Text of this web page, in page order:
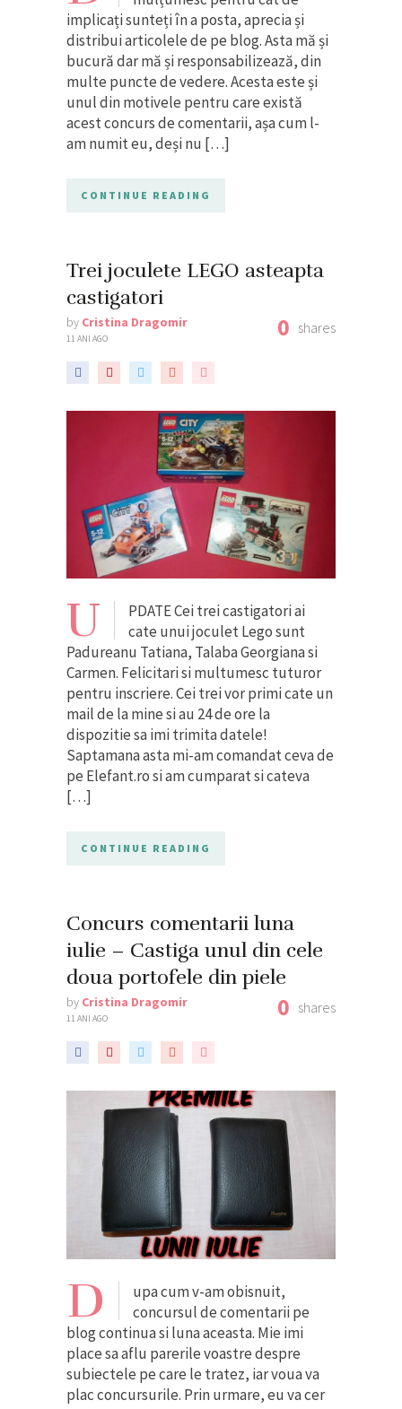
implicați sunteți în a posta, aprecia și
distribui articolele de pe blog. Asta mă și
bucură dar mă și responsabilizează, din
multe puncte de vedere. Acesta este și
unul din motivele pentru care există
acest concurs de comentarii, așa cum l-
am numit eu, deși nu […]
CONTINUE READING
Trei joculete LEGO asteapta
castigatori
by Cristina Dragomir
11 ANI AGO 0 shares
U
PDATE Cei trei castigatori ai
cate unui joculet Lego sunt
Padureanu Tatiana, Talaba Georgiana si
Carmen. Felicitari si multumesc tuturor
pentru inscriere. Cei trei vor primi cate un
mail de la mine si au 24 de ore la
dispozitie sa imi trimita datele!
Saptamana asta mi-am comandat ceva de
pe Elefant.ro si am cumparat si cateva
[…]
CONTINUE READING
Concurs comentarii luna
iulie – Castiga unul din cele
doua portofele din piele
by Cristina Dragomir
11 ANI AGO 0 shares
D
upa cum v-am obisnuit,
concursul de comentarii pe
blog continua si luna aceasta. Mie imi
place sa aflu parerile voastre despre
subiectele pe care le tratez, iar voua va
plac concursurile. Prin urmare, eu va cer